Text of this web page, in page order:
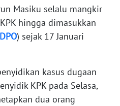
Masiku selalu mangkir
hingga dimasukkan
DPO) sejak 17 Januari
kasus dugaan
KPK pada Selasa,
dua orang